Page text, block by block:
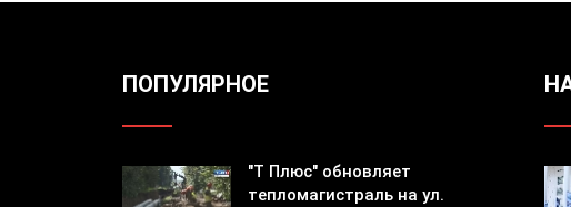
ПОПУЛЯРНОЕ
"Т Плюс" обновляет
тепломагистраль на ул.